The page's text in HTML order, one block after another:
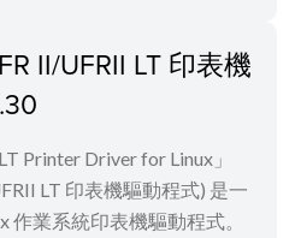
II/UFRII LT 印表機
Printer Driver for Linux」
LT 印表機驅動程式) 是一
作業系統印表機驅動程式。